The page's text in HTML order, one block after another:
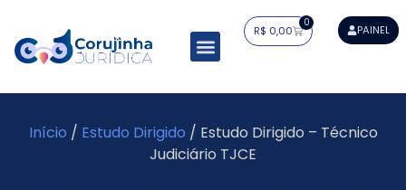
R$ 0,00
0
PAINEL
Início / Estudo Dirigido / Estudo Dirigido – Técnico
Judiciário TJCE